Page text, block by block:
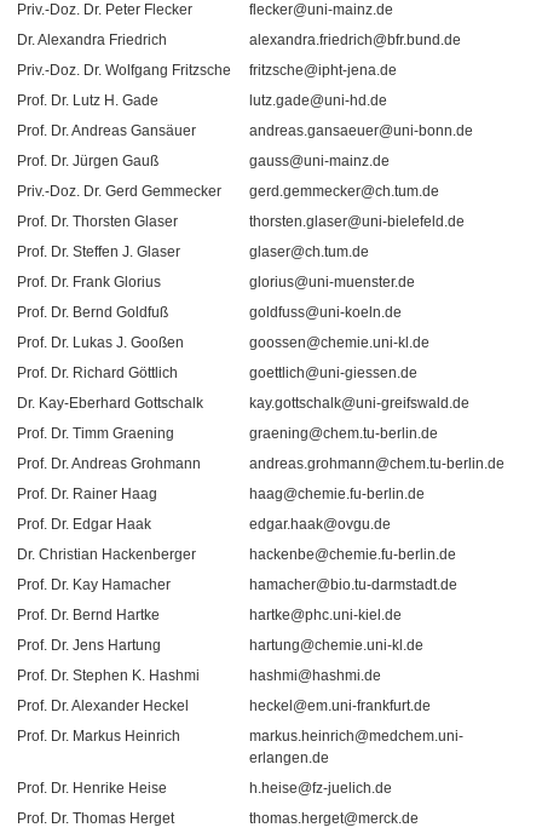
Priv.-Doz. Dr. Peter Flecker
flecker@uni-mainz.de
Dr. Alexandra Friedrich
alexandra.friedrich@bfr.bund.de
Priv.-Doz. Dr. Wolfgang Fritzsche
fritzsche@ipht-jena.de
Prof. Dr. Lutz H. Gade
lutz.gade@uni-hd.de
Prof. Dr. Andreas Gansäuer
andreas.gansaeuer@uni-bonn.de
Prof. Dr. Jürgen Gauß
gauss@uni-mainz.de
Priv.-Doz. Dr. Gerd Gemmecker
gerd.gemmecker@ch.tum.de
Prof. Dr. Thorsten Glaser
thorsten.glaser@uni-bielefeld.de
Prof. Dr. Steffen J. Glaser
glaser@ch.tum.de
Prof. Dr. Frank Glorius
glorius@uni-muenster.de
Prof. Dr. Bernd Goldfuß
goldfuss@uni-koeln.de
Prof. Dr. Lukas J. Gooßen
goossen@chemie.uni-kl.de
Prof. Dr. Richard Göttlich
goettlich@uni-giessen.de
Dr. Kay-Eberhard Gottschalk
kay.gottschalk@uni-greifswald.de
Prof. Dr. Timm Graening
graening@chem.tu-berlin.de
Prof. Dr. Andreas Grohmann
andreas.grohmann@chem.tu-berlin.de
Prof. Dr. Rainer Haag
haag@chemie.fu-berlin.de
Prof. Dr. Edgar Haak
edgar.haak@ovgu.de
Dr. Christian Hackenberger
hackenbe@chemie.fu-berlin.de
Prof. Dr. Kay Hamacher
hamacher@bio.tu-darmstadt.de
Prof. Dr. Bernd Hartke
hartke@phc.uni-kiel.de
Prof. Dr. Jens Hartung
hartung@chemie.uni-kl.de
Prof. Dr. Stephen K. Hashmi
hashmi@hashmi.de
Prof. Dr. Alexander Heckel
heckel@em.uni-frankfurt.de
Prof. Dr. Markus Heinrich
markus.heinrich@medchem.uni-
erlangen.de
Prof. Dr. Henrike Heise
h.heise@fz-juelich.de
Prof. Dr. Thomas Herget
thomas.herget@merck.de